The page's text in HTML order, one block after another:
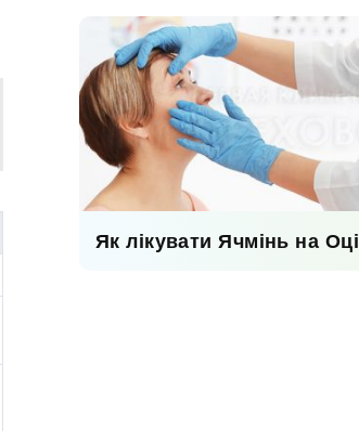
Як лікувати Ячмінь на Оці